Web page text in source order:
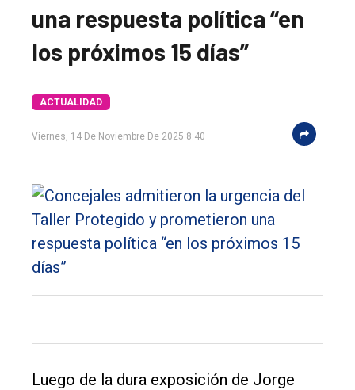
una respuesta política “en
los próximos 15 días”
ACTUALIDAD
Viernes, 14 De Noviembre De 2025 8:40
Luego de la dura exposición de Jorge